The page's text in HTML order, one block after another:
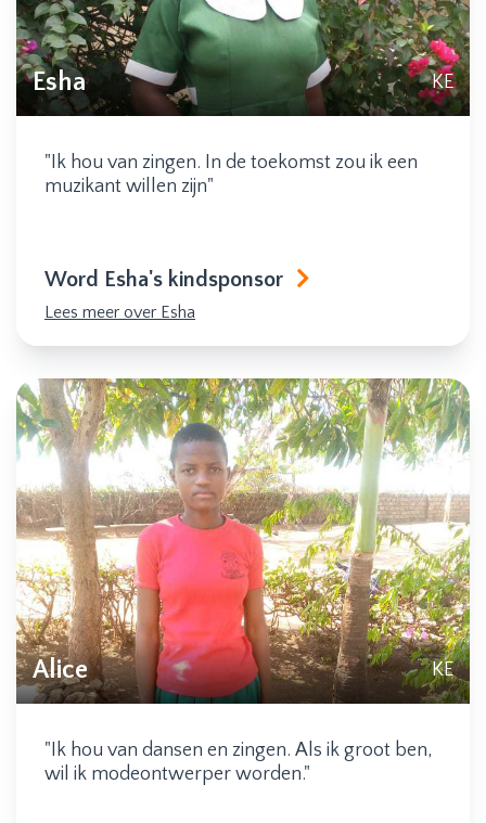
Esha KE
"Ik hou van zingen. In de toekomst zou ik een
muzikant willen zijn"
Word Esha's kindsponsor
Lees meer over Esha
Alice KE
"Ik hou van dansen en zingen. Als ik groot ben,
wil ik modeontwerper worden."